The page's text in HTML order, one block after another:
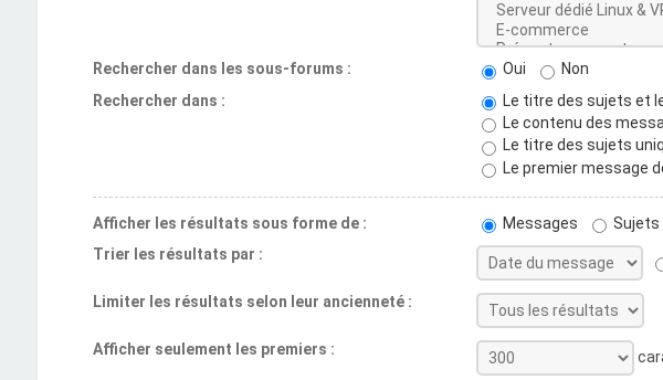
Rechercher dans les sous-forums : Oui
Non
Rechercher dans :
Le titre des sujets et
Le contenu des
Le titre des sujets
Le premier message
Afficher les résultats sous forme de : Messages
Sujets
Trier les résultats par :
Limiter les résultats selon leur ancienneté :
Afficher seulement les premiers :